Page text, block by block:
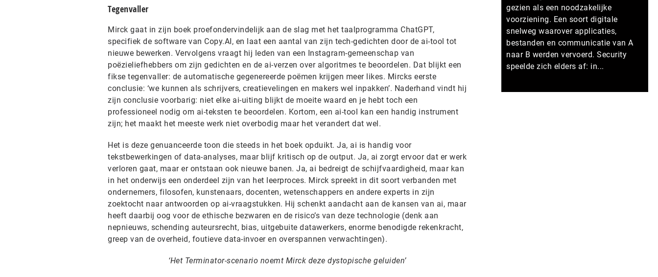
Tegenvaller
Mirck gaat in zijn boek proefondervindelijk aan de slag met het taalprogramma ChatGPT,
specifiek de software van Copy.AI, en laat een aantal van zijn tech-gedichten door de ai-tool tot
nieuwe bewerken. Vervolgens vraagt hij leden van een Instagram-gemeenschap van
poëzieliefhebbers om zijn gedichten en de ai-verzen over algoritmes te beoordelen. Dat blijkt een
fikse tegenvaller: de automatische gegenereerde poëmen krijgen meer likes. Mircks eerste
conclusie: ‘we kunnen als schrijvers, creatievelingen en makers wel inpakken’. Naderhand vindt hij
zijn conclusie voorbarig: niet elke ai-uiting blijkt de moeite waard en je hebt toch een
professioneel nodig om ai-teksten te beoordelen. Kortom, een ai-tool kan een handig instrument
zijn; het maakt het meeste werk niet overbodig maar het verandert dat wel.
Het is deze genuanceerde toon die steeds in het boek opduikt. Ja, ai is handig voor
tekstbewerkingen of data-analyses, maar blijf kritisch op de output. Ja, ai zorgt ervoor dat er werk
verloren gaat, maar er ontstaan ook nieuwe banen. Ja, ai bedreigt de schijfvaardigheid, maar kan
in het onderwijs een onderdeel zijn van het leerproces. Mirck spreekt in dit soort verbanden met
ondernemers, filosofen, kunstenaars, docenten, wetenschappers en andere experts in zijn
zoektocht naar antwoorden op ai-vraagstukken. Hij schenkt aandacht aan de kansen van ai, maar
heeft daarbij oog voor de ethische bezwaren en de risico’s van deze technologie (denk aan
nepnieuws, schending auteursrecht, bias, uitgebuite datawerkers, enorme benodigde rekenkracht,
greep van de overheid, foutieve data-invoer en overspannen verwachtingen).
‘Het Terminator-scenario noemt Mirck deze dystopische geluiden’
gezien als een noodzakelijke
voorziening. Een soort digitale
snelweg waarover applicaties,
bestanden en communicatie van A
naar B werden vervoerd. Security
speelde zich elders af: in...